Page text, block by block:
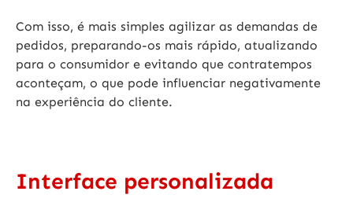
Com isso, é mais simples agilizar as demandas de
pedidos, preparando-os mais rápido, atualizando
para o consumidor e evitando que contratempos
aconteçam, o que pode influenciar negativamente
na experiência do cliente.
Interface personalizada